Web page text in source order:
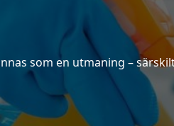
som en utmaning –